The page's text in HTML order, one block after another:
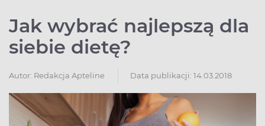
Jak wybrać najlepszą dla
siebie dietę?
Autor: Redakcja Apteline Data publikacji: 14.03.2018